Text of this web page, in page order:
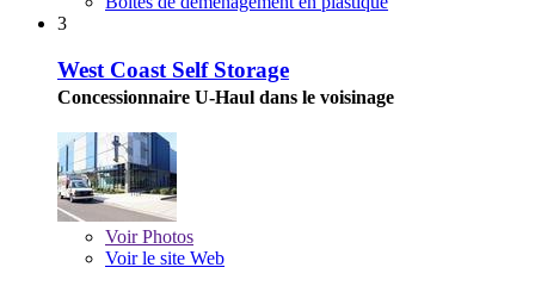
3
West Coast Self Storage
Concessionnaire U-Haul dans le voisinage
VoirPhotos
Voir le site Web